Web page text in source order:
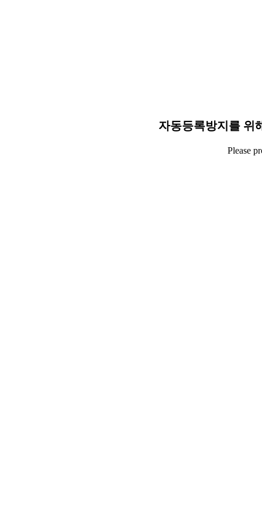
자동등록방지를 위
Please